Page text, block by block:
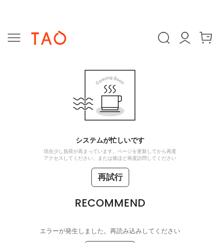
システムが忙しいです
現在少し負荷が高まっています。ページを更新してから再度
アクセスしてください、または後ほど再度訪問してください
再試行
RECOMMEND
エラーが発生しました。再読み込みしてください